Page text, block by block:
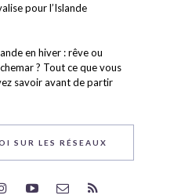
pour l’Islande
en hiver : rêve ou
? Tout ce que vous
savoir avant de partir
SUR LES RÉSEAUX